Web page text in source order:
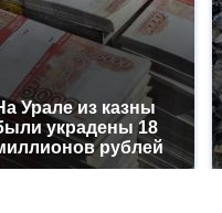
Урале из казны
украдены 18
рублей